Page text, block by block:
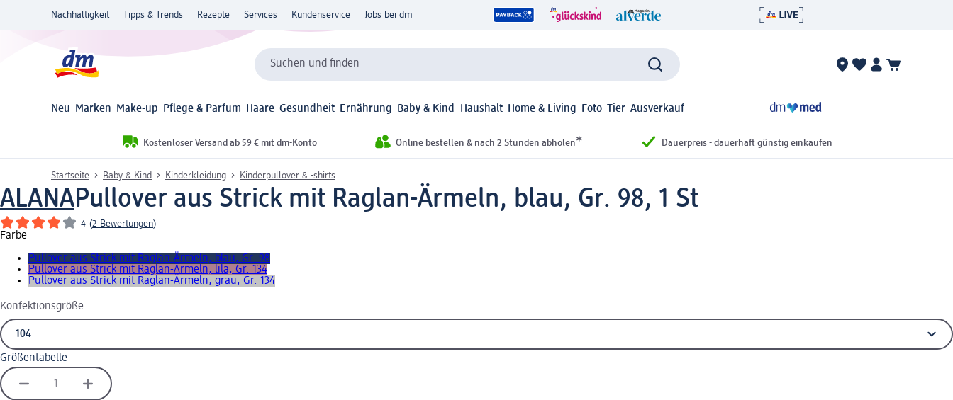
Nachhaltigkeit Tipps & Trends Rezepte Services Kundenservice Jobs bei dm
Suchen und finden
Neu Marken Make-up Pflege & Parfum Haare Gesundheit Ernährung Baby & Kind Haushalt Home & Living Foto Tier Ausverkauf
Kostenloser Versand ab 59 € mit dm-Konto Online bestellen & nach 2 Stunden abholen* Dauerpreis - dauerhaft günstig einkaufen
Startseite Baby & Kind Kinderkleidung Kinderpullover & -shirts
ALANAPullover aus Strick mit Raglan-Ärmeln, blau, Gr. 98, 1 St
4 (2 Bewertungen)
Farbe
Pullover aus Strick mit Raglan-Ärmeln, blau, Gr. 98
Pullover aus Strick mit Raglan-Ärmeln, lila, Gr. 134
Pullover aus Strick mit Raglan-Ärmeln, grau, Gr. 134
Konfektionsgröße
Größentabelle